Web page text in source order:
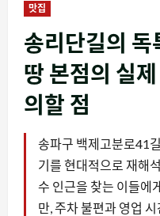
맛집
송리단길의
땅 본점의 실
의할 점
송파구 백제고분로41
기를 현대적으로 재해
수 인근을 찾는 이들에
만, 주차 불편과 영업